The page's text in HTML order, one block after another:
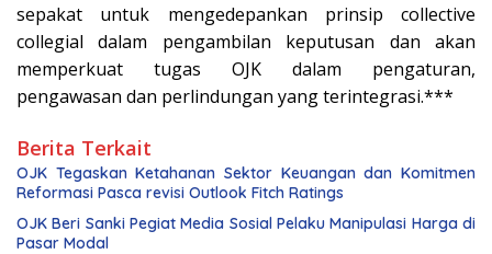
sepakat untuk mengedepankan prinsip collective
collegial dalam pengambilan keputusan dan akan
memperkuat tugas OJK dalam pengaturan,
pengawasan dan perlindungan yang terintegrasi.***
Berita Terkait
OJK Tegaskan Ketahanan Sektor Keuangan dan Komitmen
Reformasi Pasca revisi Outlook Fitch Ratings
OJK Beri Sanki Pegiat Media Sosial Pelaku Manipulasi Harga di
Pasar Modal